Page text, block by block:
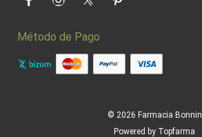
FacebookInstagramTwitter Pinterest
Método de Pago
© 2026 Farmacia Bonnin
Powered by Topfarma